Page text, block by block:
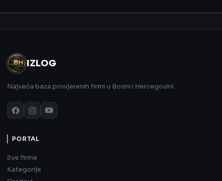
IZLOG
Najveća baza provjerenih firmi u Bosni i Hercegovini.
PORTAL
Sve firme
Kategorije